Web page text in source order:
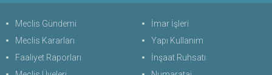
Meclis Gündemi
Meclis Kararları
Faaliyet Raporları
İmar İşleri
Yapı Kullanım
İnşaat Ruhsatı